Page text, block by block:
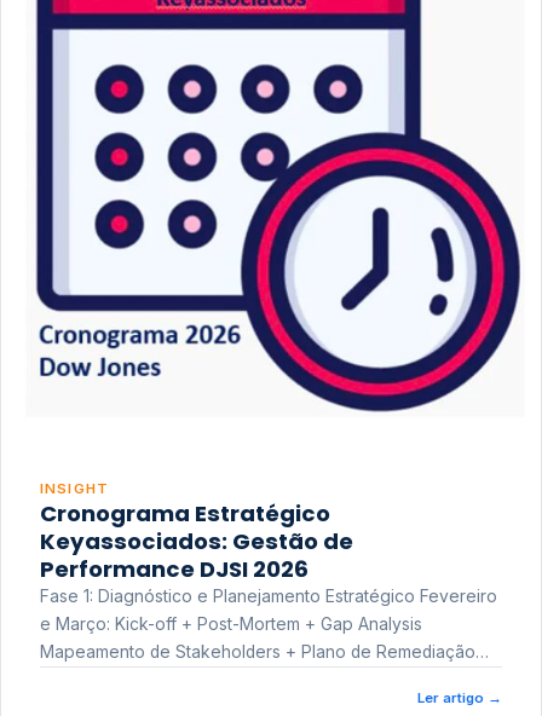
INSIGHT
Cronograma Estratégico
Keyassociados: Gestão de
Performance DJSI 2026
Fase 1: Diagnóstico e Planejamento Estratégico Fevereiro
e Março: Kick-off + Post-Mortem + Gap Analysis
Mapeamento de Stakeholders + Plano de Remediação
Ler artigo →